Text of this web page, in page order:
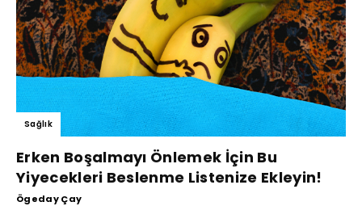
Sağlık
Erken Boşalmayı Önlemek İçin Bu
Yiyecekleri Beslenme Listenize Ekleyin!
Ögeday Çay